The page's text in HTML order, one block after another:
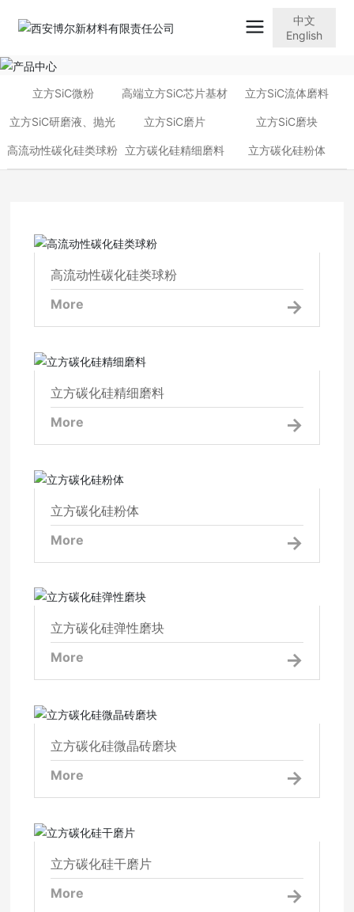
中文
English
立方SiC微粉 高端立方SiC芯片基材 立方SiC流体磨料
立方SiC研磨液、抛光
液
立方SiC磨片 立方SiC磨块
高流动性碳化硅类球粉 立方碳化硅精细磨料 立方碳化硅粉体
高流动性碳化硅类球粉
高流动性碳化硅类球粉
More
立方碳化硅精细磨料
立方碳化硅精细磨料
More
立方碳化硅粉体
More
立方碳化硅弹性磨块
立方碳化硅弹性磨块
More
立方碳化硅微晶砖磨块
立方碳化硅微晶砖磨块
More
立方碳化硅干磨片
立方碳化硅干磨片
More